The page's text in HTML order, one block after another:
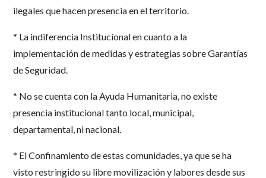
ilegales que hacen presencia en el territorio.
* La indiferencia Institucional en cuanto a la
implementación de medidas y estrategias sobre Garantías
de Seguridad.
* No se cuenta con la Ayuda Humanitaria, no existe
presencia institucional tanto local, municipal,
departamental, ni nacional.
* El Confinamiento de estas comunidades, ya que se ha
visto restringido su libre movilización y labores desde sus